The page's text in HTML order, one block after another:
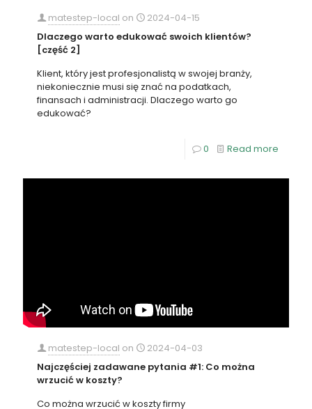
matestep-local on
2024-04-15
Dlaczego warto edukować swoich klientów?
[część 2]
Klient, który jest profesjonalistą w swojej branży,
niekoniecznie musi się znać na podatkach,
finansach i administracji. Dlaczego warto go
edukować?
0 Read more
matestep-local on
2024-04-03
Najczęściej zadawane pytania #1: Co można
wrzucić w koszty?
Co można wrzucić w koszty firmy